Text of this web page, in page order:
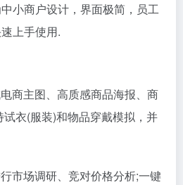
小商户设计，界面极简，员工
上手使用.
商主图、高质感商品海报、商
衣(服装)和物品穿戴模拟，并
市场调研、竞对价格分析;一键